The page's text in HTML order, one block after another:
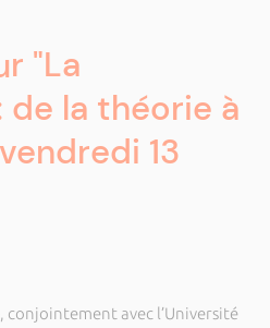
"La
la théorie à
13
conjointement avec l’Université